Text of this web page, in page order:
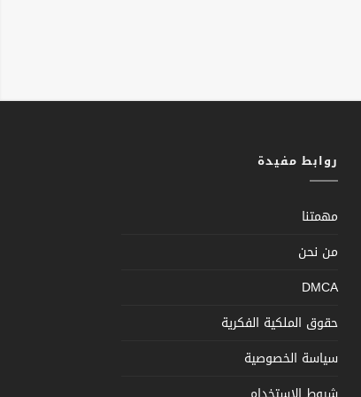
روابط مفيدة
مهمتنا
من نحن
DMCA
حقوق الملكية الفكرية
سياسة الخصوصية